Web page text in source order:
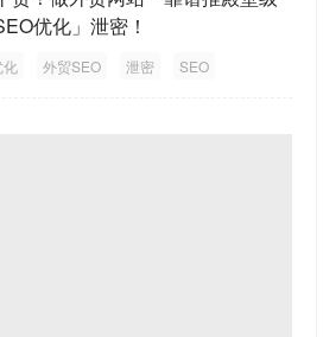
优化」泄密！
化 外贸SEO 泄密
SEO